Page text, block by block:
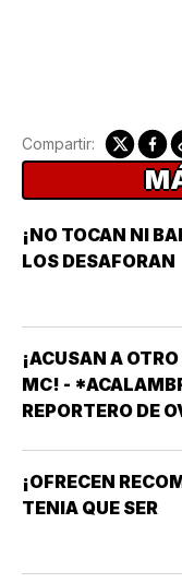
Compartir:
¡NO TOCAN NI
LOS DESAFORAN
¡ACUSAN A
MC! -
REPORTERO DE
¡OFRECEN
TENIA QUE SER